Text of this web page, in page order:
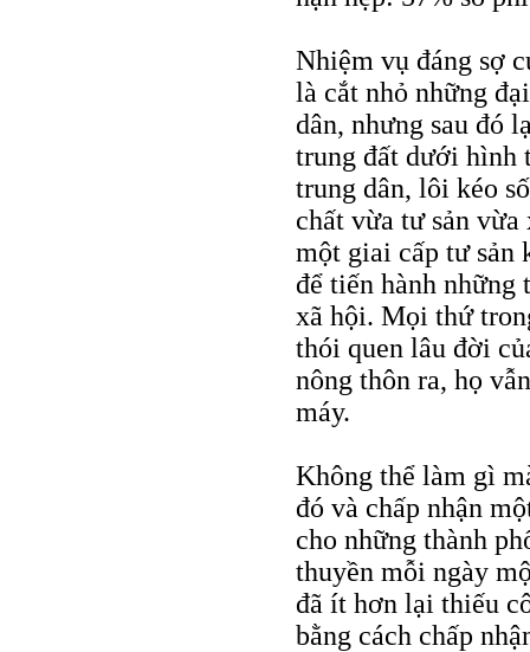
Nhiệm vụ đáng sợ
là cắt nhỏ những
dân, nhưng sau đó
trung đất dưới hình
trung dân, lôi kéo
chất vừa tư sản
một giai cấp tư sản
để tiến hành
xã hội. Mọi thứ
thói quen lâu đời
nông thôn ra, họ
máy.
Không thể làm gì
đó và chấp nhận
cho những thành
thuyền mỗi ngày
đã ít hơn lại thiếu
bằng cách chấp